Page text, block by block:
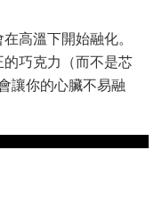
高溫下開始融化。
巧克力（而不是芯
讓你的心臟不易融